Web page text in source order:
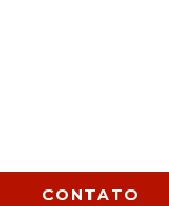
CONTATO